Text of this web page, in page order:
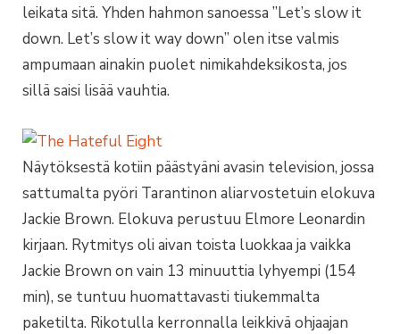
leikata sitä. Yhden hahmon sanoessa ”Let’s slow it
down. Let’s slow it way down” olen itse valmis
ampumaan ainakin puolet nimikahdeksikosta, jos
sillä saisi lisää vauhtia.
Näytöksestä kotiin päästyäni avasin television, jossa
sattumalta pyöri Tarantinon aliarvostetuin elokuva
Jackie Brown. Elokuva perustuu Elmore Leonardin
kirjaan. Rytmitys oli aivan toista luokkaa ja vaikka
Jackie Brown on vain 13 minuuttia lyhyempi (154
min), se tuntuu huomattavasti tiukemmalta
paketilta. Rikotulla kerronnalla leikkivä ohjaajan